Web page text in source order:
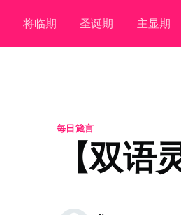
将临期 圣诞期 主显期
每日箴言
【双语